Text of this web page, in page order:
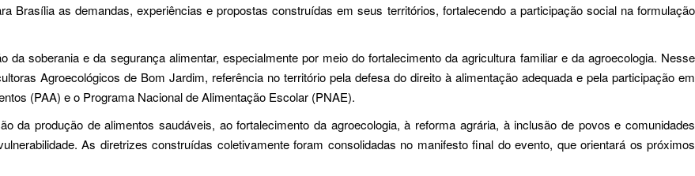
Brasília as demandas, experiências e propostas construídas em seus territórios, fortalecendo a participação social na formulação
soberania e da segurança alimentar, especialmente por meio do fortalecimento da agricultura familiar e da agroecologia. Nesse
Agroecológicos de Bom Jardim, referência no território pela defesa do direito à alimentação adequada e pela participação em
(PAA) e o Programa Nacional de Alimentação Escolar (PNAE).
da produção de alimentos saudáveis, ao fortalecimento da agroecologia, à reforma agrária, à inclusão de povos e comunidades
As diretrizes construídas coletivamente foram consolidadas no manifesto final do evento, que orientará os próximos